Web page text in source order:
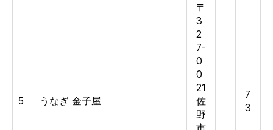
5 うなぎ 金子屋
〒
3
2
7-
0
0
21
佐
野
市
7
3